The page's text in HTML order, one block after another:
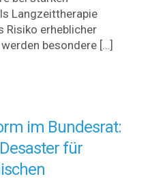
Langzeittherapie
Risiko erheblicher
besondere […]
im Bundesrat:
für